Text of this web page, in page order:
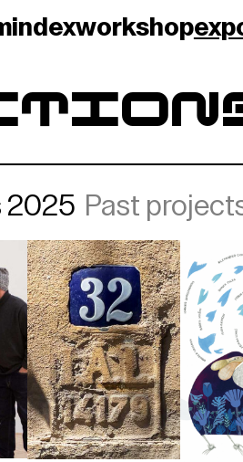
indexworkshop
2025 Past